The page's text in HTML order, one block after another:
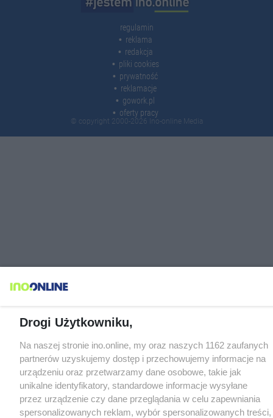
regulamin
reklama
redakcja
pliki cookies
prywatność
reklamacje
gowork.pl
oferty pracy
© copyright 2000-2026 Ino-online Media
Drogi Użytkowniku,
Na naszej stronie ino.online, my oraz naszych 1162 zaufanych
partnerów uzyskujemy dostęp i przechowujemy informacje na
urządzeniu oraz przetwarzamy dane osobowe, takie jak
unikalne identyfikatory, standardowe informacje wysyłane
przez urządzenie czy dane przeglądania w celu zapewniania
spersonalizowanych reklam, wybór spersonalizowanych treści,